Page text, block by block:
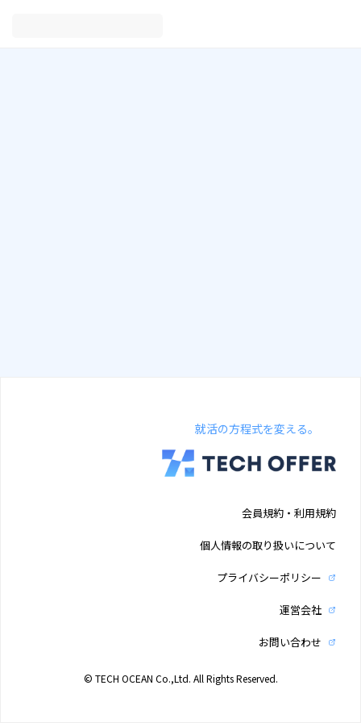
就活の方程式を変える。
会員規約・利用規約
個人情報の取り扱いについて
プライバシーポリシー
運営会社
お問い合わせ
© TECH OCEAN Co.,Ltd. All Rights Reserved.